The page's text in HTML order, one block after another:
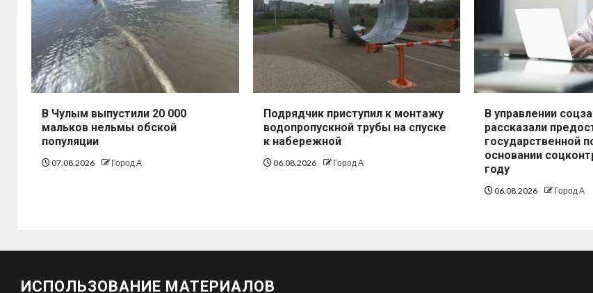
В Чулым выпустили 20 000
мальков нельмы обской
популяции
07.08.2026 Город А
Подрядчик приступил к монтажу
водопропускной трубы на спуске
к набережной
06.08.2026 Город А
В управлении
рассказали
государственной
основании
году
06.08.2026 Город А
ИСПОЛЬЗОВАНИЕ МАТЕРИАЛОВ